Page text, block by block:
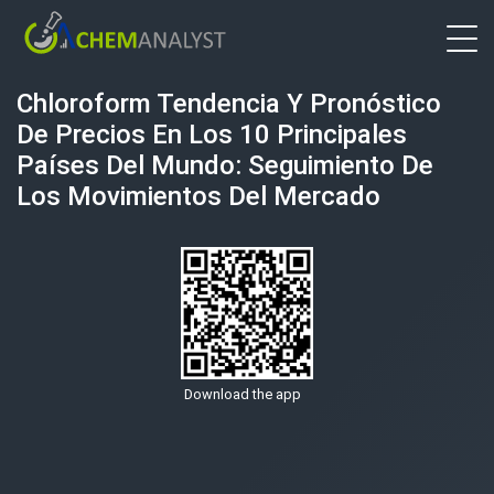
Chloroform Tendencia Y Pronóstico
De Precios En Los 10 Principales
Países Del Mundo: Seguimiento De
Los Movimientos Del Mercado
Download the app